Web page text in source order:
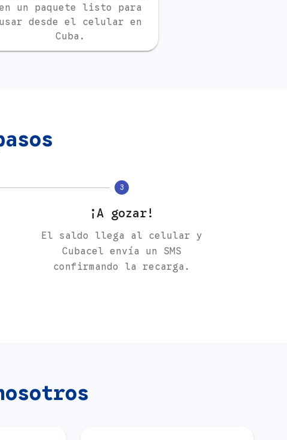
un paquete listo para
usar desde el celular en
Cuba.
3
¡A gozar!
El saldo llega al celular y
Cubacel envía un SMS
confirmando la recarga.